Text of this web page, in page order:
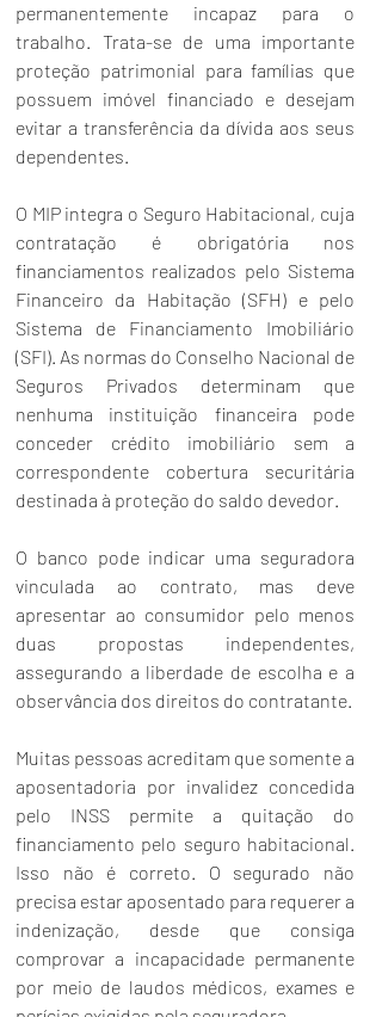
permanentemente incapaz para o
trabalho. Trata-se de uma importante
proteção patrimonial para famílias que
possuem imóvel financiado e desejam
evitar a transferência da dívida aos seus
dependentes.
O MIP integra o Seguro Habitacional, cuja
contratação é obrigatória nos
financiamentos realizados pelo Sistema
Financeiro da Habitação (SFH) e pelo
Sistema de Financiamento Imobiliário
(SFI). As normas do Conselho Nacional de
Seguros Privados determinam que
nenhuma instituição financeira pode
conceder crédito imobiliário sem a
correspondente cobertura securitária
destinada à proteção do saldo devedor.
O banco pode indicar uma seguradora
vinculada ao contrato, mas deve
apresentar ao consumidor pelo menos
duas propostas independentes,
assegurando a liberdade de escolha e a
observância dos direitos do contratante.
Muitas pessoas acreditam que somente a
aposentadoria por invalidez concedida
pelo INSS permite a quitação do
financiamento pelo seguro habitacional.
Isso não é correto. O segurado não
precisa estar aposentado para requerer a
indenização, desde que consiga
comprovar a incapacidade permanente
por meio de laudos médicos, exames e